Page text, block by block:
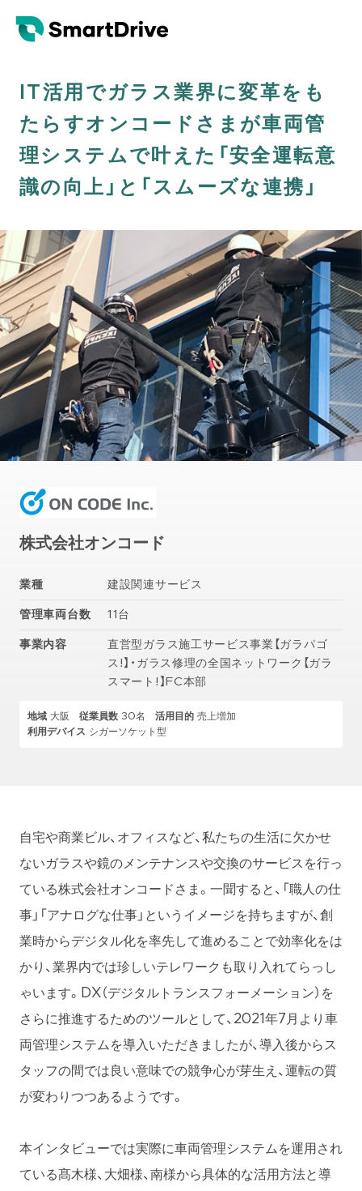
IT活用でガラス業界に変革をも
たらすオンコードさまが車両管
理システムで叶えた「安全運転意
識の向上」と「スムーズな連携」
株式会社オンコード
業種 建設関連サービス
管理車両台数 11台
事業内容
直営型ガラス施工サービス事業【ガラパゴ
ス!】・ガラス修理の全国ネットワーク【ガラ
スマート!】FC本部
地域 大阪 従業員数 30名 活用目的 売上増加
利用デバイス シガーソケット型
自宅や商業ビル、オフィスなど、私たちの生活に欠かせ
ないガラスや鏡のメンテナンスや交換のサービスを行っ
ている株式会社オンコードさま。一聞すると、「職人の仕
事」「アナログな仕事」というイメージを持ちますが、創
業時からデジタル化を率先して進めることで効率化をは
かり、業界内では珍しいテレワークも取り入れてらっし
ゃいます。DX（デジタルトランスフォーメーション）を
さらに推進するためのツールとして、2021年7月より車
両管理システムを導入いただきましたが、導入後からス
タッフの間では良い意味での競争心が芽生え、運転の質
が変わりつつあるようです。
本インタビューでは実際に車両管理システムを運用され
ている髙木様、大畑様、南様から具体的な活用方法と導